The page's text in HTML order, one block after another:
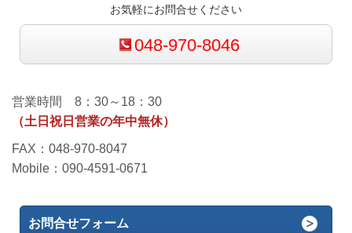
お気軽にお問合せください
048-970-8046
営業時間 8：30～18：30
（土日祝日営業の年中無休）
FAX：048-970-8047
Mobile：090-4591-0671
お問合せフォーム